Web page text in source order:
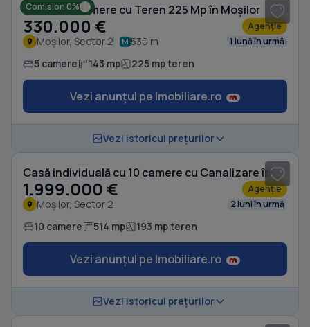
Comision 0%
Casă cu 5 camere cu Teren 225 Mp în Moșilor
330.000 € Agenție
Moșilor, Sector 2 530 m 1 lună în urmă
5 camere 143 mp 225 mp teren
Vezi anunțul pe Imobiliare.ro
Vezi istoricul prețurilor
Casă individuală cu 10 camere cu Canalizare în Moșilor
1.999.000 € Agenție
Moșilor, Sector 2 2 luni în urmă
10 camere 514 mp 193 mp teren
Vezi anunțul pe Imobiliare.ro
Vezi istoricul prețurilor